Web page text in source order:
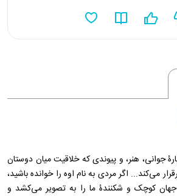
جوانی، هنر، و پیوندی که خلاقیت میان دوستان
می‌کند... اگر مردی به نام اوه را خوانده باشید،
کوچک و شکنندۀ ما را به تصویر می‌کشد و